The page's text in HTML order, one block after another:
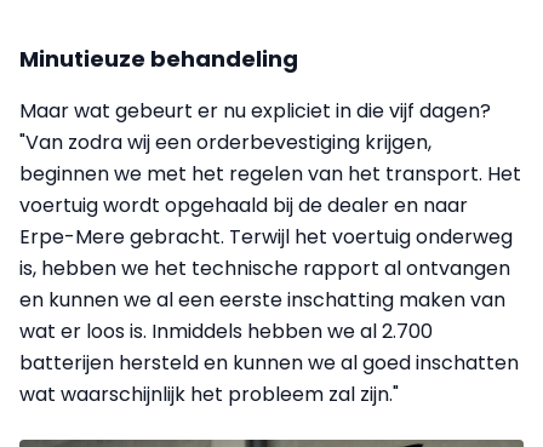
Minutieuze behandeling
Maar wat gebeurt er nu expliciet in die vijf dagen?
"Van zodra wij een orderbevestiging krijgen,
beginnen we met het regelen van het transport. Het
voertuig wordt opgehaald bij de dealer en naar
Erpe-Mere gebracht. Terwijl het voertuig onderweg
is, hebben we het technische rapport al ontvangen
en kunnen we al een eerste inschatting maken van
wat er loos is. Inmiddels hebben we al 2.700
batterijen hersteld en kunnen we al goed inschatten
wat waarschijnlijk het probleem zal zijn."